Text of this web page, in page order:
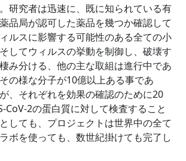
研究者は迅速に、既に知られている有
品局が認可した薬品を幾つか確認して
ルスに影響する可能性のある全ての小
してウィルスの挙動を制御し、破壊す
み分ける、他の主な取組は進行中であ
の様な分子が10億以上ある事であ
、それぞれを効果の確認のために20
CoV-2の蛋白質に対して検査すること
しても、プロジェクトは世界中の全て
ボを使っても、数世紀掛けても完了し